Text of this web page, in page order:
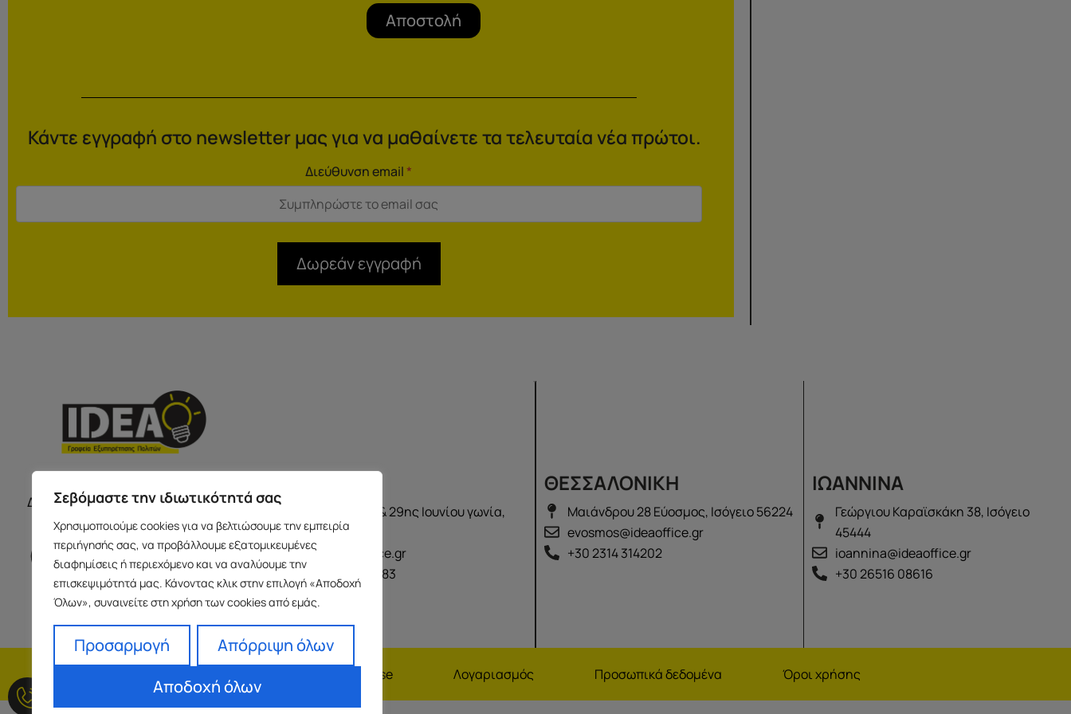
Σεβόμαστε την ιδιωτικότητά σας
Χρησιμοποιούμε cookies για να βελτιώσουμε την εμπειρία
περιήγησής σας, να προβάλλουμε εξατομικευμένες
διαφημίσεις ή περιεχόμενο και να αναλύουμε την
επισκεψιμότητά μας. Κάνοντας κλικ στην επιλογή «Αποδοχή
Όλων», συναινείτε στη χρήση των cookies από εμάς.
Προσαρμογή
Απόρριψη όλων
Αποδοχή όλων
Αποστολή
Κάντε εγγραφή στο newsletter μας για να μαθαίνετε τα τελευταία νέα πρώτοι.
Διεύθυνση email*
Δωρεάν εγγραφή
Δευτέρα με Παρασκευή 09:00-17:00
Παύλου Μελά & 29ης Ιουνίου γωνία,
Ισόγειο 62100
info@ideaoffice.gr
+30 23213 02583
ΘΕΣΣΑΛΟΝΙΚΗ
Μαιάνδρου 28 Εύοσμος, Ισόγειο 56224
evosmos@ideaoffice.gr
+30 2314 314202
ΙΩΑΝΝΙΝΑ
Γεώργιου Καραϊσκάκη 38, Ισόγειο
45444
ioannina@ideaoffice.gr
+30 26516 08616
Franchise Λογαριασμός Προσωπικά δεδομένα Όροι χρήσης